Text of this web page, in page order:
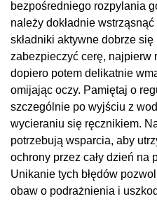
bezpośredniego rozpylania
należy dokładnie
składniki aktywne dobrze się
zabezpieczyć cerę, najpierw
dopiero potem delikatnie
omijając oczy. Pamiętaj o
szczególnie po wyjściu z
wycieraniu się ręcznikiem.
potrzebują wsparcia, aby
ochrony przez cały dzień na
Unikanie tych błędów
obaw o podrażnienia i